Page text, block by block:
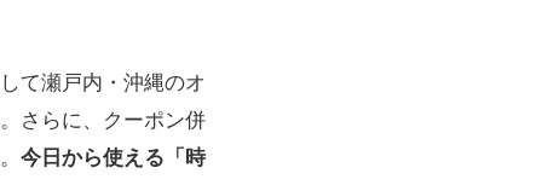
て瀬戸内・沖縄のオ
さらに、クーポン併
今日から使える「時